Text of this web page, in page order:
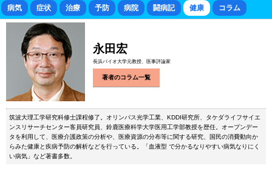
ボートレース 競輪 オートレース
病気 症状 治療 予防 病院 闘病記 健康 コラム
永田宏
長浜バイオ大学元教授、医事評論家
著者のコラム一覧
筑波大理工学研究科修士課程修了。オリンパス光学工業、KDDI研究所、タケダライフサイエ
ンスリサーチセンター客員研究員、鈴鹿医療科学大学医用工学部教授を歴任。オープンデー
タを利用して、医療介護政策の分析や、医療資源の分布等に関する研究、国民の消費動向か
らみた健康と疾病予防の解析などを行っている。「血液型 で分かるなりやすい病気なりにく
い病気」など著書多数。